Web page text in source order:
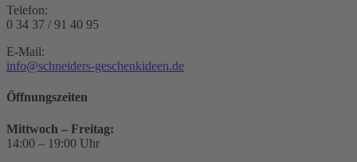
Telefon:
0 34 37 / 91 40 95
E-Mail:
info@schneiders-geschenkideen.de
Öffnungszeiten
Mittwoch – Freitag:
14:00 – 19:00 Uhr